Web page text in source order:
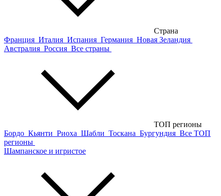
Страна
Франция Италия Испания Германия Новая Зеландия
Австралия Россия Все страны
ТОП регионы
Бордо Кьянти Риоха Шабли Тоскана Бургундия Все ТОП
регионы
Шампанское и игристое